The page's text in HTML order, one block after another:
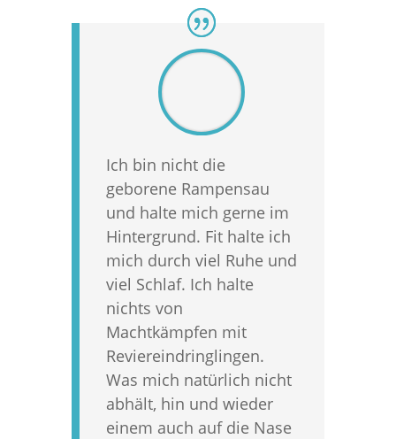
Ich bin nicht die
geborene Rampensau
und halte mich gerne im
Hintergrund. Fit halte ich
mich durch viel Ruhe und
viel Schlaf. Ich halte
nichts von
Machtkämpfen mit
Reviereindringlingen.
Was mich natürlich nicht
abhält, hin und wieder
einem auch auf die Nase